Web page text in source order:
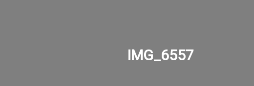
IMG_6557